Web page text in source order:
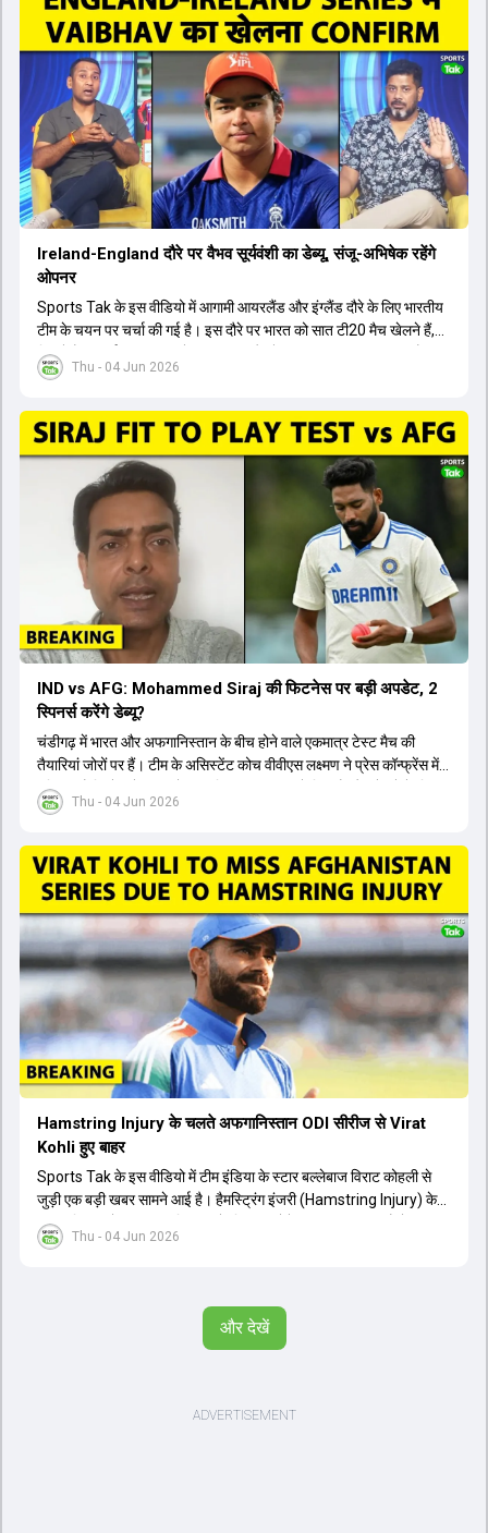
इंग्लैंड दौरे और आगामी वर्ल्ड कप में उनके खेलने पर सस्पेंस बन गया है। दूसरी
तरफ, आईपीएल में इम्पैक्ट प्लेयर के तौर पर खेलने वाले रोहित शर्मा को भी अभी तक
मेडिकल क्लीयरेंस नहीं मिली है। शनिवार को मुंबई में होने वाली चयन समिति की
बैठक में यह देखना अहम होगा कि क्या चयनकर्ता विराट कोहली को फिटनेस की शर्त
पर टीम में शामिल करते हैं या नहीं।
Thu - 04 Jun 2026
Ireland-England दौरे पर वैभव सूर्यवंशी का डेब्यू, संजू-अभिषेक रहेंगे
ओपनर
Sports Tak के इस वीडियो में आगामी आयरलैंड और इंग्लैंड दौरे के लिए भारतीय
टीम के चयन पर चर्चा की गई है। इस दौरे पर भारत को सात टी20 मैच खेलने हैं,
जिसमें वैभव सूर्यवंशी का टीम में चुना जाना और डेब्यू करना तय माना जा रहा है।
हालांकि, अभिषेक शर्मा और संजू सैमसन ही टीम के फर्स्ट चॉइस ओपनर बने रहेंगे,
नंबर तीन और श्रेयस अय्यर नंबर चार पर खेलेंगे। वहीं, रजत पाटीदार फिलहाल
टी20 टीम की योजना से बाहर हैं, लेकिन वह टेस्ट क्रिकेट में वापसी कर सकते हैं।
Thu - 04 Jun 2026
IND vs AFG: Mohammed Siraj की फिटनेस पर बड़ी अपडेट, 2
स्पिनर्स करेंगे डेब्यू?
चंडीगढ़ में भारत और अफगानिस्तान के बीच होने वाले एकमात्र टेस्ट मैच की
तैयारियां जोरों पर हैं। टीम के असिस्टेंट कोच वीवीएस लक्ष्मण ने प्रेस कॉन्फ्रेंस में
पुष्टि की है कि तेज गेंदबाज मोहम्मद सिराज पूरी तरह से फिट हैं और खेलने के लिए
उपलब्ध हैं। आईपीएल के दौरान लगी चोट के कारण उनके खेलने पर संदेह था,
सुथार और हर्ष दुबे को कुलदीप यादव और वाशिंगटन सुंदर के साथ प्लेइंग 11 में मौका
मिलने की प्रबल संभावना है। कप्तान शुभमन गिल विकेट की स्थिति को ध्यान में
रखते हुए अंतिम 11 का फैसला करेंगे। टीम में यशस्वी जायसवाल, केएल राहुल,
ऋषभ पंत और ध्रुव जुरेल जैसे खिलाड़ी भी शामिल हैं। यह टेस्ट मैच विश्व टेस्ट
चैंपियनशिप चक्र का हिस्सा नहीं है, लेकिन भारतीय टीम के लिए काफी महत्वपूर्ण
है। अंत में फैंस के सवालों का जवाब देते हुए टी20 कप्तानी और हेड कोच गौतम
गंभीर से जुड़ी जानकारी भी साझा की गई।
Thu - 04 Jun 2026
Hamstring Injury के चलते अफगानिस्तान ODI सीरीज से Virat
Kohli हुए बाहर
Sports Tak के इस वीडियो में टीम इंडिया के स्टार बल्लेबाज विराट कोहली से
जुड़ी एक बड़ी खबर सामने आई है। हैमस्ट्रिंग इंजरी (Hamstring Injury) के
कारण विराट कोहली अफगानिस्तान के खिलाफ होने वाली आगामी तीन मैचों की
वनडे सीरीज से बाहर हो गए हैं। भारत और अफगानिस्तान के बीच इस वनडे सीरीज
खत्म हुए आईपीएल में शानदार प्रदर्शन करने वाले विराट कोहली का इस सीरीज से
बाहर होना भारतीय फैंस के लिए एक बहुत बड़ा झटका है। यह वनडे सीरीज 2027
और देखें